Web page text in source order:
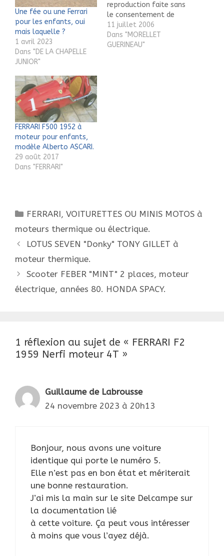
Une fée ou une Ferrari
pour les enfants, oui
mais laquelle ?
1 avril 2023
Dans "DE LA CHAPELLE
JUNIOR"
reproduction faite sans
le consentement de
l’auteur est illicite. ©
Reproduction without
the consent of the
11 juillet 2006
Dans "MORELLET
GUERINEAU"
FERRARI F500 1952 à
moteur pour enfants,
modèle Alberto ASCARI.
29 août 2017
Dans "FERRARI"
Catégories
FERRARI,VOITURETTES OU MINIS MOTOS à
moteurs thermique ou électrique.
Navigation
LOTUS SEVEN "Donky" TONY GILLET à
moteur thermique.
Scooter FEBER "MINT" 2 places, moteur
électrique, années 80. HONDA SPACY.
1 réflexion au sujet de « FERRARI F2
1959 Nerfi moteur 4T »
Guillaume de Labrousse
24 novembre 2023 à 20h13
Bonjour, nous avons une voiture
identique qui porte le numéro 5.
Elle n’est pas en bon état et mériterait
une bonne restauration.
J’ai mis la main sur le site Delcampe sur
la documentation lié
à cette voiture. Ça peut vous intéresser
à moins que vous l’ayez déjà.